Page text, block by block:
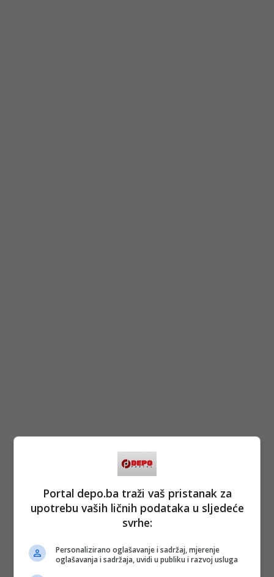
Portal depo.ba traži vaš pristanak za
upotrebu vaših ličnih podataka u sljedeće
svrhe:
Personalizirano oglašavanje i sadržaj, mjerenje
oglašavanja i sadržaja, uvidi u publiku i razvoj usluga